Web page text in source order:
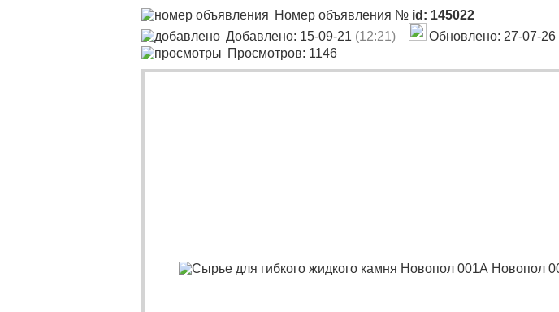
Номер объявления № id: 145022
Добавлено: 15-09-21 (12:21) Обновлено: 27-07-26
Просмотров: 1146